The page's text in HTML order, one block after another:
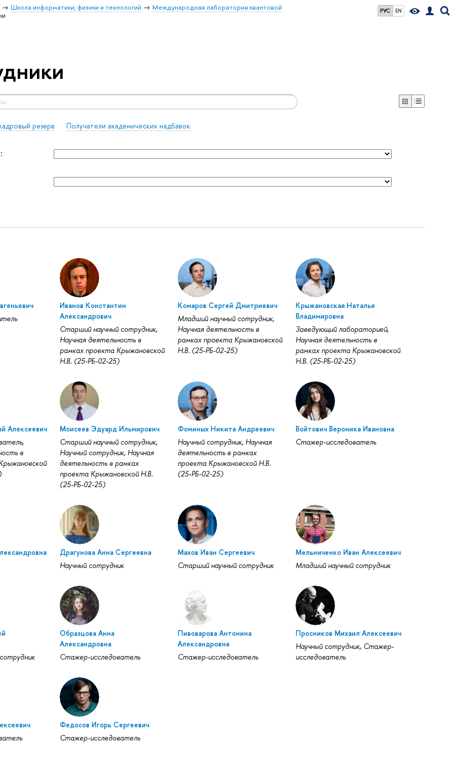
РУС EN
Школа информатики, физики и технологий
Международная лаборатория квантовой
резерв Получатели академических надбавок
Иванов Константин
Александрович
Старший научный сотрудник,
Научная деятельность в
рамках проекта Крыжановской
Н.В. (25-РБ-02-25)
Комаров Сергей Дмитриевич
Младший научный сотрудник,
Научная деятельность в
рамках проекта Крыжановской
Н.В. (25-РБ-02-25)
Крыжановская Наталья
Владимировна
Заведующий лабораторией,
Научная деятельность в
рамках проекта Крыжановской
Н.В. (25-РБ-02-25)
Алексеевич
в
Моисеев Эдуард Ильмирович
Старший научный сотрудник,
Научный сотрудник, Научная
деятельность в рамках
проекта Крыжановской Н.В.
(25-РБ-02-25)
Фоминых Никита Андреевич
Научный сотрудник, Научная
деятельность в рамках
проекта Крыжановской Н.В.
(25-РБ-02-25)
Войтович Вероника Ивановна
Стажер-исследователь
Драгунова Анна Сергеевна
Научный сотрудник
Махов Иван Сергеевич
Старший научный сотрудник
Мельниченко Иван Алексеевич
Младший научный сотрудник
Образцова Анна
Александровна
Стажер-исследователь
Пивоварова Антонина
Александровна
Стажер-исследователь
Просников Михаил Алексеевич
Научный сотрудник, Стажер-
исследователь
Федосов Игорь Сергеевич
Стажер-исследователь